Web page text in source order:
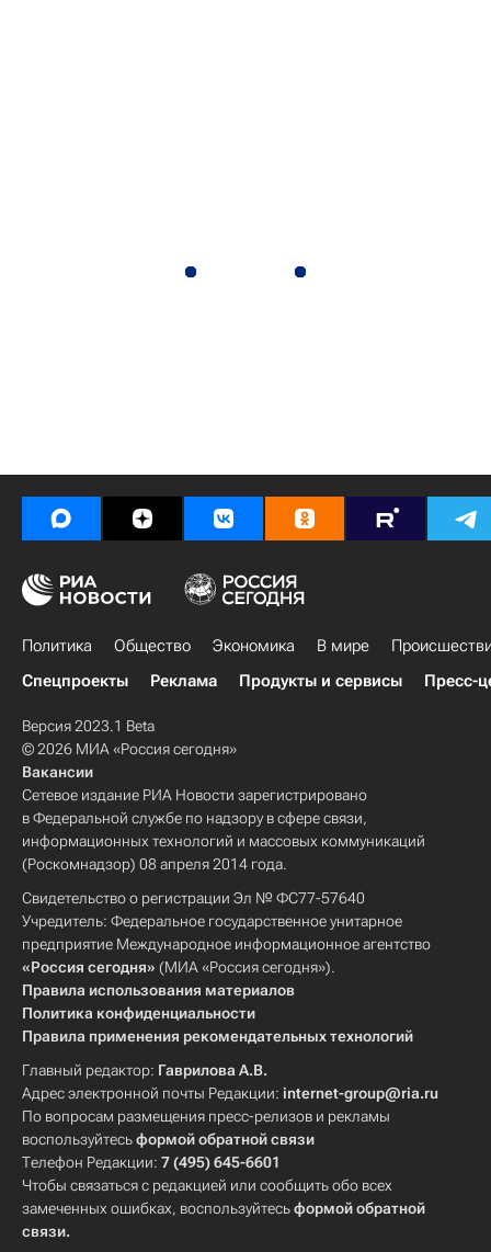
Политика Общество Экономика В мире
Спецпроекты
Реклама Продукты и сервисы Пресс-
Версия 2023.1 Beta
© 2026 МИА «Россия сегодня»
Вакансии
Сетевое издание РИА Новости зарегистрировано
в Федеральной службе по надзору в сфере связи,
информационных технологий и массовых коммуникаций
(Роскомнадзор) 08 апреля 2014 года.
Свидетельство о регистрации Эл № ФС77-57640
Учредитель: Федеральное государственное унитарное
предприятие Международное информационное агентство
«Россия сегодня» (МИА «Россия сегодня»).
Правила использования материалов
Политика конфиденциальности
Правила применения рекомендательных технологий
Главный редактор: Гаврилова А.В.
Адрес электронной почты Редакции: internet-group@ria.ru
По вопросам размещения пресс-релизов и рекламы
воспользуйтесьформой обратной связи
Телефон Редакции: 7 (495) 645-6601
Чтобы связаться с редакцией или сообщить обо всех
замеченных ошибках, воспользуйтесьформой обратной
связи.